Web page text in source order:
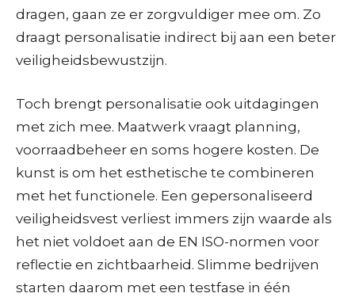
dragen, gaan ze er zorgvuldiger mee om. Zo
draagt personalisatie indirect bij aan een beter
veiligheidsbewustzijn.
Toch brengt personalisatie ook uitdagingen
met zich mee. Maatwerk vraagt planning,
voorraadbeheer en soms hogere kosten. De
kunst is om het esthetische te combineren
met het functionele. Een gepersonaliseerd
veiligheidsvest verliest immers zijn waarde als
het niet voldoet aan de EN ISO-normen voor
reflectie en zichtbaarheid. Slimme bedrijven
starten daarom met een testfase in één